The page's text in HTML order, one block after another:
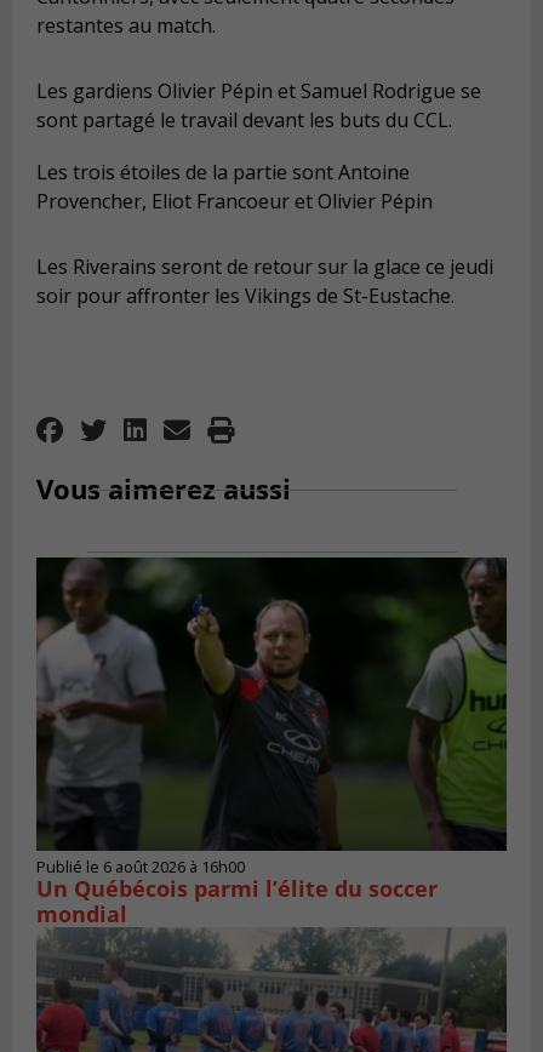
restantes au match.
Les gardiens Olivier Pépin et Samuel Rodrigue se
sont partagé le travail devant les buts du CCL.
Les trois étoiles de la partie sont Antoine
Provencher, Eliot Francoeur et Olivier Pépin
Les Riverains seront de retour sur la glace ce jeudi
soir pour affronter les Vikings de St-Eustache.
Vous aimerez aussi
Publié le 6 août 2026 à 16h00
Un Québécois parmi l’élite du soccer
mondial